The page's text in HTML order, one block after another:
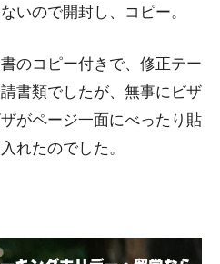
いので開封し、コピー。
のコピー付きで、修正テー
書類でしたが、無事にビザ
がページ一面にべったり貼
れたのでした。